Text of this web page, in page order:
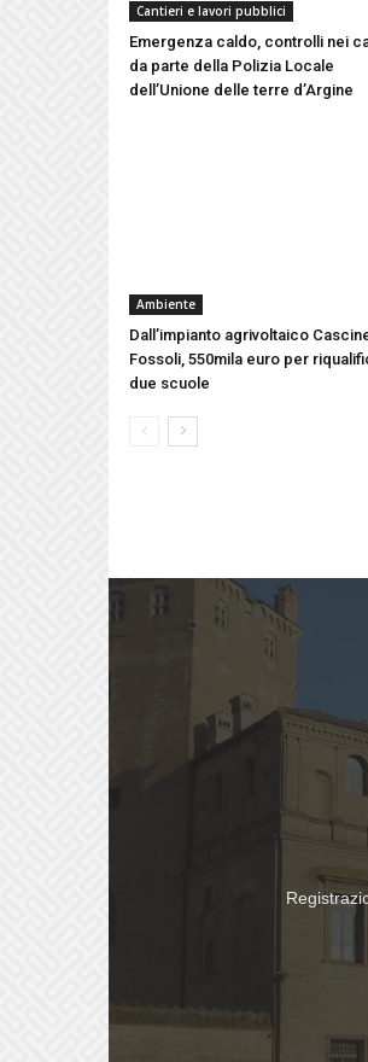
Cantieri e lavori pubblici
Emergenza caldo, controlli nei
da parte della Polizia Locale
dell’Unione delle terre d’Argine
Ambiente
Dall’impianto agrivoltaico
Fossoli, 550mila euro per
due scuole